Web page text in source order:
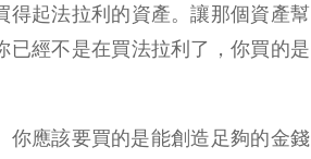
得起法拉利的資產。讓那個資產幫
經不是在買法拉利了，你買的是
你應該要買的是能創造足夠的金錢